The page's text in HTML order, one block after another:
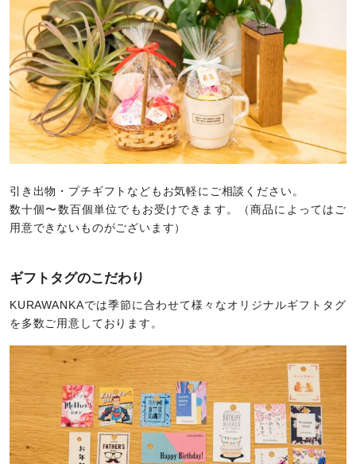
引き出物・プチギフトなどもお気軽にご相談ください。
数十個〜数百個単位でもお受けできます。（商品によってはご
用意できないものがございます）
ギフトタグのこだわり
KURAWANKAでは季節に合わせて様々なオリジナルギフトタグ
を多数ご用意しております。